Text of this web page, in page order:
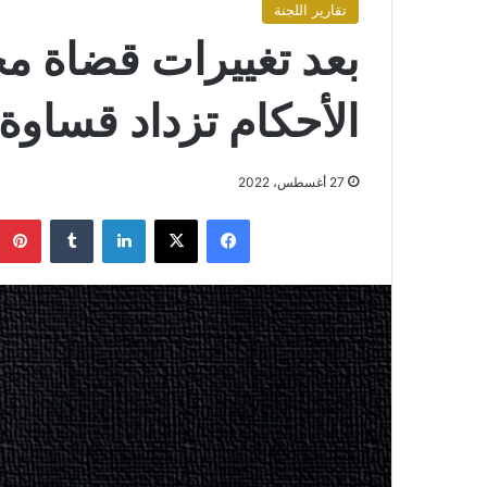
تقارير اللجنة
بعد تغييرات قضاة
الأحكام تزداد
27 أغسطس، 2022
فيسبوك X لينكدإن